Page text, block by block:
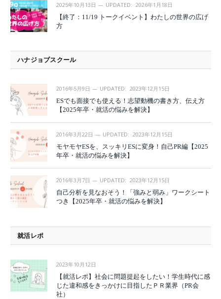
2025年10月13日 UPDATED: 2026年1月18日
【終了：11/19 トークイベント】わたしの世界の広げ
方
ハナジョブスクール
2016年5月9日 UPDATED: 2023年12月15日
ESでも面接でも使える！志望動機の書き方、伝え方
【2025年卒・就活の悩みを解決】
2016年3月22日 UPDATED: 2023年12月15日
モヤモヤESを、スッキリESに変身！自己PR編【2025
年卒・就活の悩みを解決】
2016年3月7日 UPDATED: 2023年12月15日
自己分析を見なおそう！「強みと弱み」ワークシート
つき【2025年卒・就活の悩みを解決】
就活レポ
2023年10月12日
【就活レポ】社会に問題提起をしたい！学生時代に感
じた違和感をきっかけに目指したＰＲ業界（PR会
社）